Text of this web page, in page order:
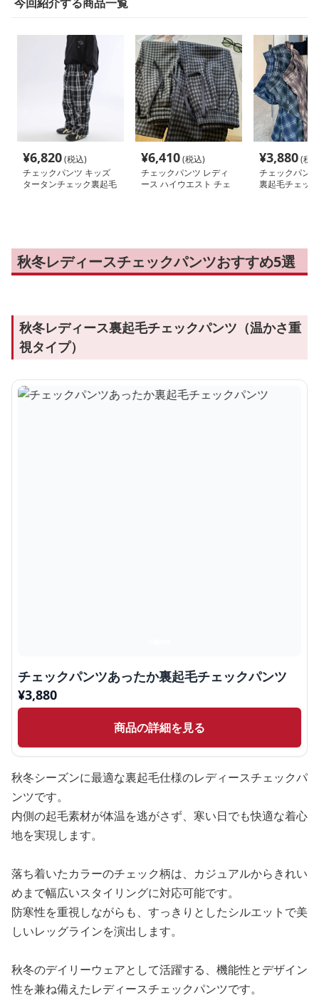
¥6,820(税込)
チェックパンツ キッズ
タータンチェック裏起毛
¥6,410(税込)
チェックパンツ レディ
ース ハイウエスト チェ
¥3,880(税
チェックパン
裏起毛チェッ
秋冬レディースチェックパンツおすすめ5選
秋冬レディース裏起毛チェックパンツ（温かさ重
視タイプ）
チェックパンツあったか裏起毛チェックパンツ
¥3,880
商品の詳細を見る
秋冬シーズンに最適な裏起毛仕様のレディースチェックパ
ンツです。
内側の起毛素材が体温を逃がさず、寒い日でも快適な着心
地を実現します。
落ち着いたカラーのチェック柄は、カジュアルからきれい
めまで幅広いスタイリングに対応可能です。
防寒性を重視しながらも、すっきりとしたシルエットで美
しいレッグラインを演出します。
秋冬のデイリーウェアとして活躍する、機能性とデザイン
性を兼ね備えたレディースチェックパンツです。